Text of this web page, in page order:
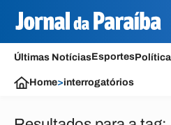
Últimas NotíciasEsportesPolítica
Home>interrogatórios